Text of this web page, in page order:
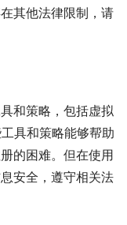
其他法律限制，请
和策略，包括虚拟
具和策略能够帮助
的困难。但在使用
安全，遵守相关法